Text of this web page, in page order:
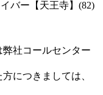
バー【天王寺】(82)
社コールセンター
につきましては、